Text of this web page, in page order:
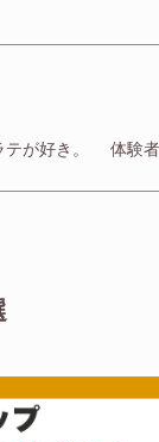
が好き。 体験